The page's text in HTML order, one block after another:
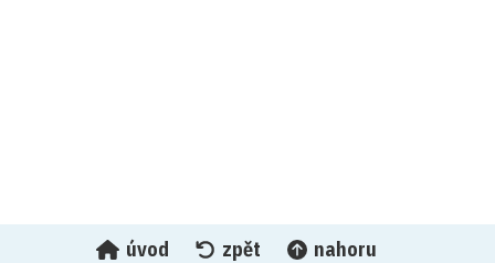
úvod zpět nahoru